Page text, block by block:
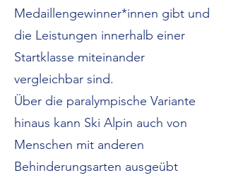
Medaillengewinner*innen gibt und
die Leistungen innerhalb einer
Startklasse miteinander
vergleichbar sind.
Über die paralympische Variante
hinaus kann Ski Alpin auch von
Menschen mit anderen
Behinderungsarten ausgeübt